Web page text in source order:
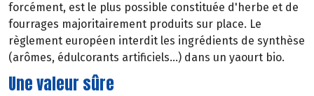
forcément, est le plus possible constituée d'herbe et de
fourrages majoritairement produits sur place. Le
règlement européen interdit les ingrédients de synthèse
(arômes, édulcorants artificiels...) dans un yaourt bio.
Une valeur sûre